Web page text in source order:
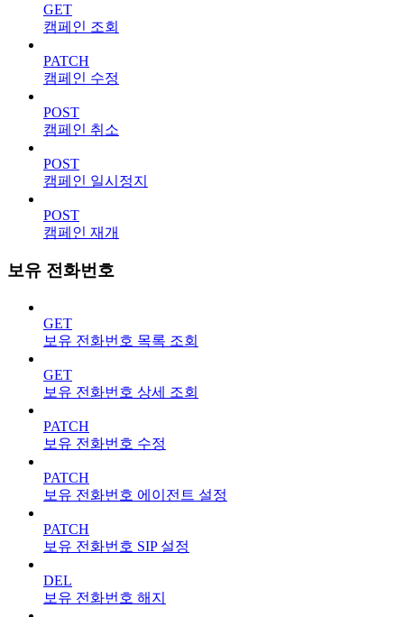
GET
캠페인 조회
PATCH
캠페인 수정
POST
캠페인 취소
POST
캠페인 일시정지
POST
캠페인 재개
보유 전화번호
GET
보유 전화번호 목록 조회
GET
보유 전화번호 상세 조회
PATCH
보유 전화번호 수정
PATCH
보유 전화번호 에이전트 설정
PATCH
보유 전화번호 SIP 설정
DEL
보유 전화번호 해지